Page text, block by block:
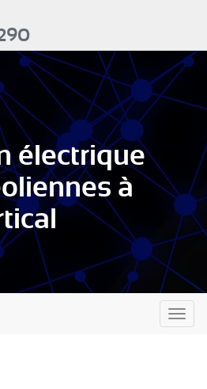
électrique
à